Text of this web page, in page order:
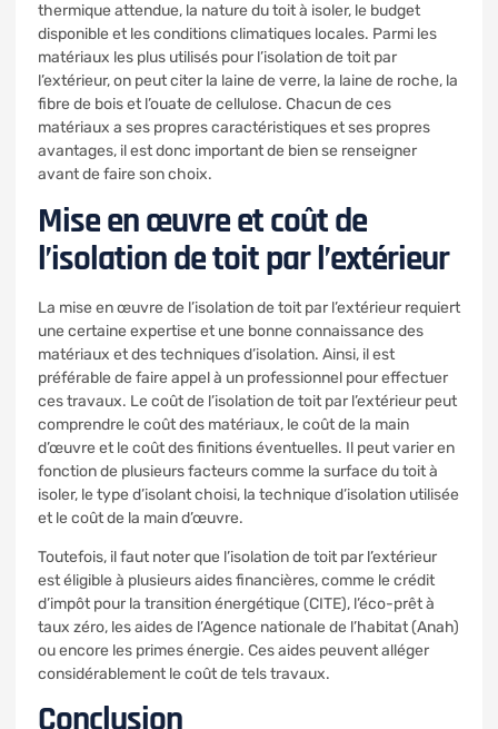
thermique attendue, la nature du toit à isoler, le budget
disponible et les conditions climatiques locales. Parmi les
matériaux les plus utilisés pour l’isolation de toit par
l’extérieur, on peut citer la laine de verre, la laine de roche, la
fibre de bois et l’ouate de cellulose. Chacun de ces
matériaux a ses propres caractéristiques et ses propres
avantages, il est donc important de bien se renseigner
avant de faire son choix.
Mise en œuvre et coût de
l’isolation de toit par l’extérieur
La mise en œuvre de l’isolation de toit par l’extérieur requiert
une certaine expertise et une bonne connaissance des
matériaux et des techniques d’isolation. Ainsi, il est
préférable de faire appel à un professionnel pour effectuer
ces travaux. Le coût de l’isolation de toit par l’extérieur peut
comprendre le coût des matériaux, le coût de la main
d’œuvre et le coût des finitions éventuelles. Il peut varier en
fonction de plusieurs facteurs comme la surface du toit à
isoler, le type d’isolant choisi, la technique d’isolation utilisée
et le coût de la main d’œuvre.
Toutefois, il faut noter que l’isolation de toit par l’extérieur
est éligible à plusieurs aides financières, comme le crédit
d’impôt pour la transition énergétique (CITE), l’éco-prêt à
taux zéro, les aides de l’Agence nationale de l’habitat (Anah)
ou encore les primes énergie. Ces aides peuvent alléger
considérablement le coût de tels travaux.